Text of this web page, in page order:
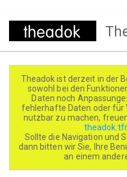
Direkt
Theadok ist derzeit in der
sowohl bei den
Daten noch
fehlerhafte Daten oder für
nutzbar zu machen,
Sollte die Navigation und
dann bitten wir Sie, Ihre
an einem